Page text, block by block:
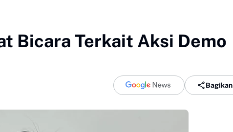
Bicara Terkait Aksi Demo
Bagikan